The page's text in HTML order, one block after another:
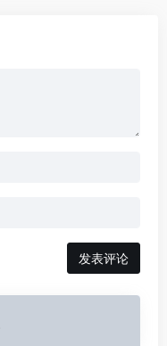
发表评论